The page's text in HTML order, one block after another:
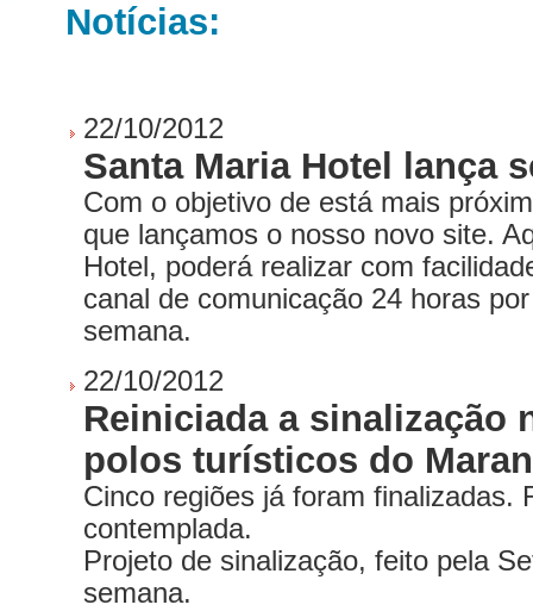
Notícias:
22/10/2012
Santa Maria Hotel lança
Com o objetivo de está mais
que lançamos o nosso novo site.
Hotel, poderá realizar com
canal de comunicação 24 horas
semana.
22/10/2012
Reiniciada a sinalização
polos turísticos do
Cinco regiões já foram finalizadas.
contemplada.
Projeto de sinalização, feito pela
semana.